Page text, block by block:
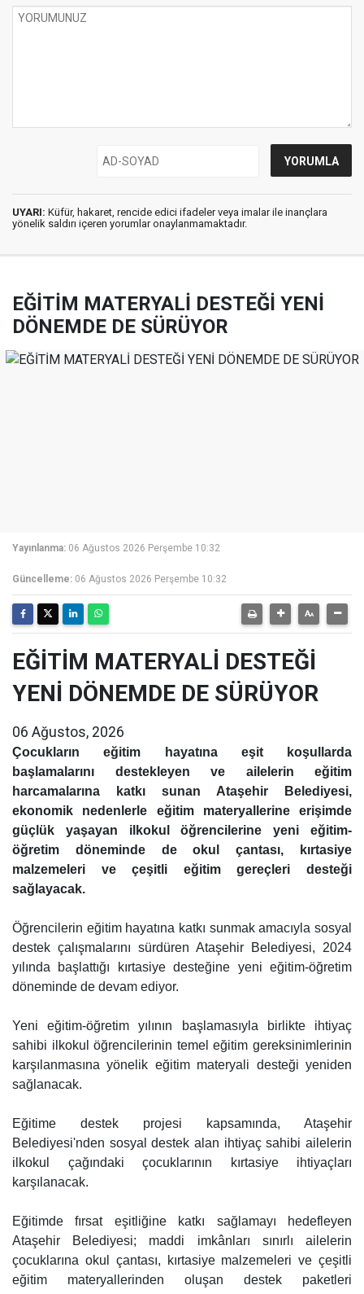
UYARI: Küfür, hakaret, rencide edici ifadeler veya imalar ile inançlara
yönelik saldırı içeren yorumlar onaylanmamaktadır.
EĞİTİM MATERYALİ DESTEĞİ YENİ
DÖNEMDE DE SÜRÜYOR
Yayınlanma: 06 Ağustos 2026 Perşembe 10:32
Güncelleme: 06 Ağustos 2026 Perşembe 10:32
EĞİTİM MATERYALİ DESTEĞİ
YENİ DÖNEMDE DE SÜRÜYOR
06 Ağustos, 2026
Çocukların eğitim hayatına eşit koşullarda
başlamalarını destekleyen ve ailelerin eğitim
harcamalarına katkı sunan Ataşehir Belediyesi,
ekonomik nedenlerle eğitim materyallerine erişimde
güçlük yaşayan ilkokul öğrencilerine yeni eğitim-
öğretim döneminde de okul çantası, kırtasiye
malzemeleri ve çeşitli eğitim gereçleri desteği
sağlayacak.
Öğrencilerin eğitim hayatına katkı sunmak amacıyla sosyal
destek çalışmalarını sürdüren Ataşehir Belediyesi, 2024
yılında başlattığı kırtasiye desteğine yeni eğitim-öğretim
döneminde de devam ediyor.
Yeni eğitim-öğretim yılının başlamasıyla birlikte ihtiyaç
sahibi ilkokul öğrencilerinin temel eğitim gereksinimlerinin
karşılanmasına yönelik eğitim materyali desteği yeniden
sağlanacak.
Eğitime destek projesi kapsamında, Ataşehir
Belediyesi'nden sosyal destek alan ihtiyaç sahibi ailelerin
ilkokul çağındaki çocuklarının kırtasiye ihtiyaçları
karşılanacak.
Eğitimde fırsat eşitliğine katkı sağlamayı hedefleyen
Ataşehir Belediyesi; maddi imkânları sınırlı ailelerin
çocuklarına okul çantası, kırtasiye malzemeleri ve çeşitli
eğitim materyallerinden oluşan destek paketleri